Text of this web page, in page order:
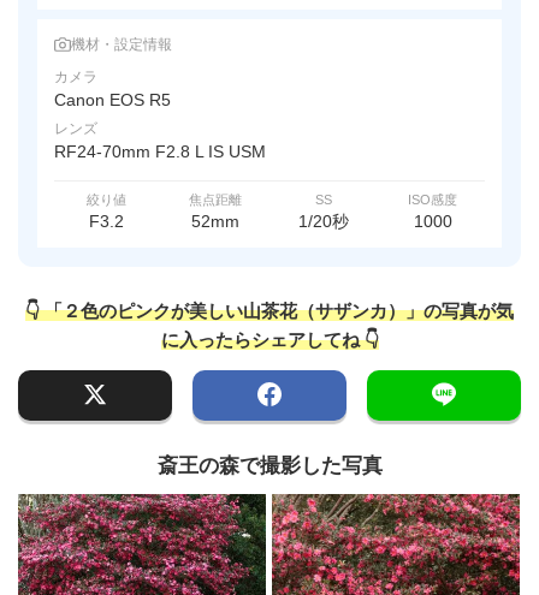
機材・設定情報
カメラ
Canon EOS R5
レンズ
RF24-70mm F2.8 L IS USM
絞り値
F3.2
焦点距離
52mm
SS
1/20秒
ISO感度
1000
👇 「２色のピンクが美しい山茶花（サザンカ）」の写真が気
に入ったらシェアしてね 👇
斎王の森で撮影した写真